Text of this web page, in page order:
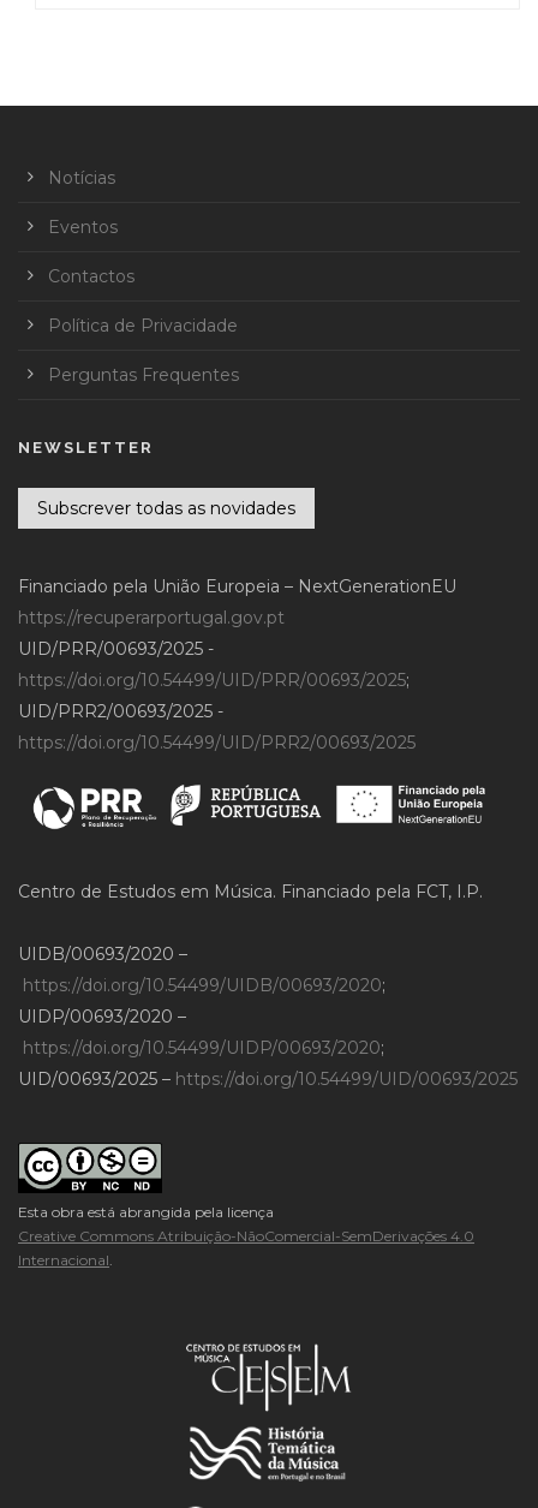
Notícias
Eventos
Contactos
Política de Privacidade
Perguntas Frequentes
NEWSLETTER
Subscrever todas as novidades
Financiado pela União Europeia – NextGenerationEU
https://recuperarportugal.gov.pt
UID/PRR/00693/2025 -
https://doi.org/10.54499/UID/PRR/00693/2025;
UID/PRR2/00693/2025 -
https://doi.org/10.54499/UID/PRR2/00693/2025
Centro de Estudos em Música. Financiado pela FCT, I.P.
UIDB/00693/2020 –
https://doi.org/10.54499/UIDB/00693/2020;
UIDP/00693/2020 –
https://doi.org/10.54499/UIDP/00693/2020;
UID/00693/2025 – https://doi.org/10.54499/UID/00693/2025
Esta obra está abrangida pela licença
Creative Commons Atribuição-NãoComercial-SemDerivações 4.0
Internacional